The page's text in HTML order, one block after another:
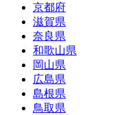
京都府
滋賀県
奈良県
和歌山県
岡山県
広島県
島根県
鳥取県